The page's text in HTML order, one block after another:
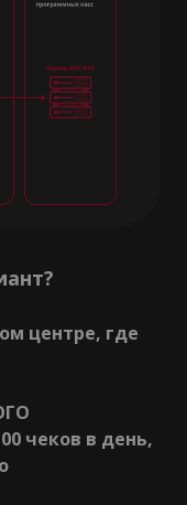
центре, где
чеков в день,